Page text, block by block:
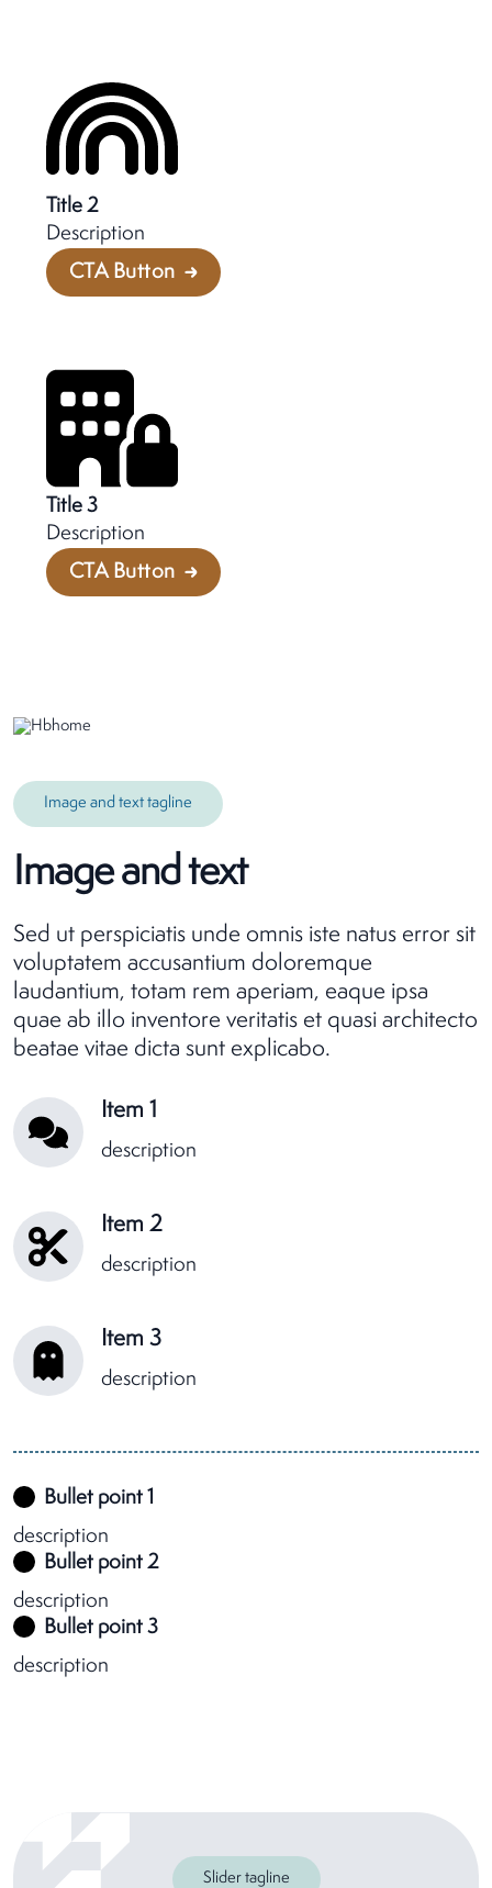
Title 2
Description
CTA Button
Title 3
Description
CTA Button
Image and text tagline
Image and text
Sed ut perspiciatis unde omnis iste natus error sit
voluptatem accusantium doloremque
laudantium, totam rem aperiam, eaque ipsa
quae ab illo inventore veritatis et quasi architecto
beatae vitae dicta sunt explicabo.
Item 1
description
Item 2
description
Item 3
description
Bullet point 1
description
Bullet point 2
description
Bullet point 3
description
Slider tagline